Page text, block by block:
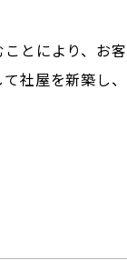
とにより、お
社屋を新築し